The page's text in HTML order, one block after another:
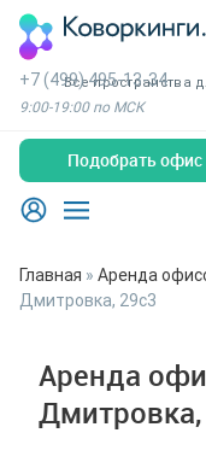
Все пространства
+7 (499) 495-13-34
9:00-19:00 по МСК
Подобрать офис
Главная » Аренда
Дмитровка, 29с3
Аренда
Дмитровка,